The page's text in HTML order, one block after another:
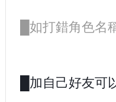
█如打錯角色
█加自己好友